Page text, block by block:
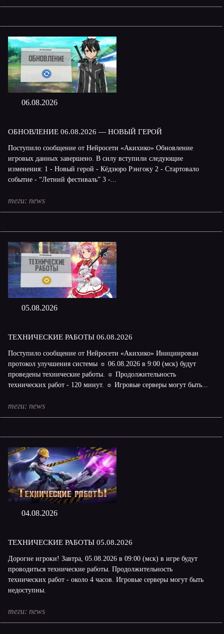
06.08.2026
ОБНОВЛЕНИЕ 06.08.2026 — НОВЫЙ ГЕРОЙ
Поступило сообщение от Нейросети «Акихико» Обновление
игровых данных завершено. В силу вступили следующие
изменения: 1 - Новый герой - Кёдзюро Рэнгоку 2 - Стартовало
событие - “Летний фестиваль” 3 -...
теги: news
05.08.2026
ТЕХНИЧЕСКИЕ РАБОТЫ 06.08.2026
Поступило сообщение от Нейросети «Акихико» Инициирован
протокол улучшения системы ☼ 06.08.2026 в 9:00 (мск) будут
проведены технические работы. ☼ Продолжительность
технических работ - 120 минут. ☼ Игровые серверы могут быть...
теги: news
04.08.2026
ТЕХНИЧЕСКИЕ РАБОТЫ 05.08.2026
Дорогие игроки! Завтра, 05.08.2026 в 09:00 (мск) в игре будут
проводиться технические работы. Продолжительность
технических работ - около 4 часов. Игровые серверы могут быть
недоступны.
теги: news